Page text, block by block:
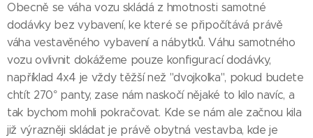
Obecně se váha vozu skládá z hmotnosti samotné
dodávky bez vybavení, ke které se připočítává právě
váha vestavěného vybavení a nábytků. Váhu samotného
vozu ovlivnit dokážeme pouze konfigurací dodávky,
například 4x4 je vždy těžší než "dvojkolka", pokud budete
chtít 270° panty, zase nám naskočí nějaké to kilo navíc, a
tak bychom mohli pokračovat. Kde se nám ale začnou kila
již výrazněji skládat je právě obytná vestavba, kde je